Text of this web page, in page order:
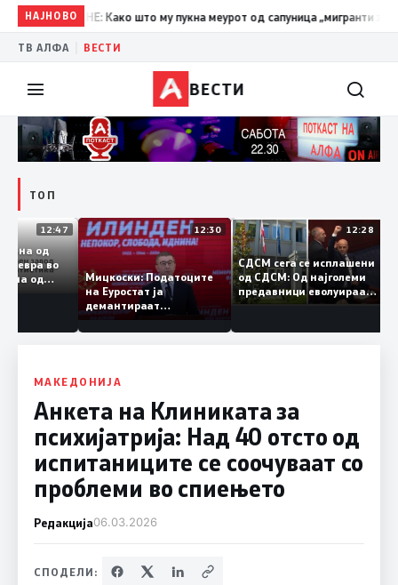
НАЈНОВО
ДПМНЕ: Како што му пукна меурот од сапуница „мигранти за пари“,
ТВ АЛФА ВЕСТИ
ВЕСТИ
ТОП
12:47
размена од
евра во
од
– Македонија
12:30
Мицкоски: Податоците
на Еуростат ја
демантираат
опозицијата
12:28
СДСМ сега се исплашени
од СДСМ: Од најголеми
предавници еволуираа
во најголеми патриоти
МАКЕДОНИЈА
Анкета на Клиниката за
психијатрија: Над 40 отсто од
испитаниците се соочуваат со
проблеми во спиењето
Редакција06.03.2026
СПОДЕЛИ: